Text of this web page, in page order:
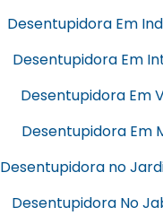
Desentupidora Em
Desentupidora Em
Desentupidora Em
Desentupidora Em
Desentupidora no
Desentupidora No